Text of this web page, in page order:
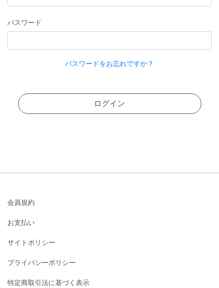
パスワード
パスワードをお忘れですか？
ログイン
会員規約
お支払い
サイトポリシー
プライバシーポリシー
特定商取引法に基づく表示